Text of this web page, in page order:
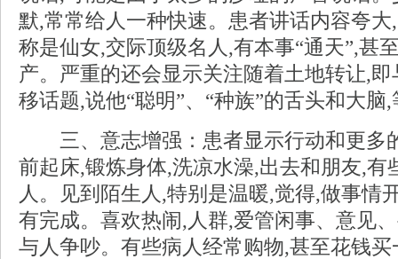
默,常常给人一种快速。患者讲话内容夸
称是仙女,交际顶级名人,有本事“通天”,甚
产。严重的还会显示关注随着土地转让,
移话题,说他“聪明”、“种族”的舌头和大脑
三、意志增强：患者显示行动和更多
前起床,锻炼身体,洗凉水澡,出去和朋友,有
人。见到陌生人,特别是温暖,觉得,做事情
有完成。喜欢热闹,人群,爱管闲事、意见
与人争吵。有些病人经常购物,甚至花钱